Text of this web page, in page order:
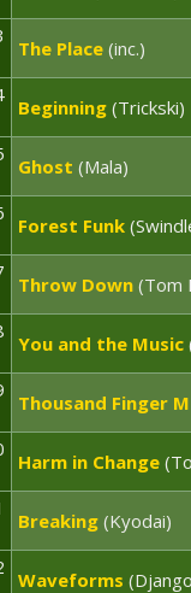
The Place(inc.)
Beginning(Trickski)
Ghost (Mala)
Forest Funk
Throw Down(Tom
You and the Music
Thousand Finger
Harm in Change
Breaking(Kyodai)
Waveforms